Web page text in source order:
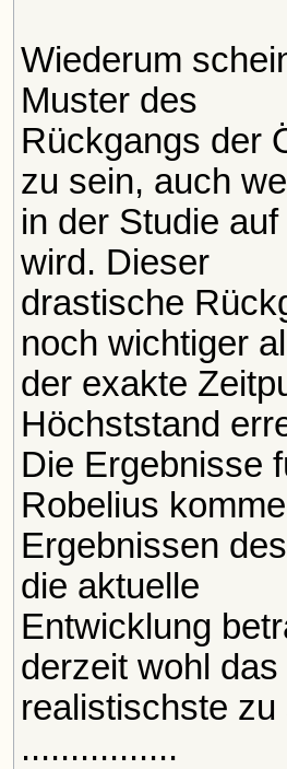
Wiederum
Muster des
Rückgangs der
zu sein, auch
in der Studie
wird. Dieser
drastische
noch wichtiger
der exakte
Höchststand
Die Ergebnisse
Robelius
Ergebnissen
die aktuelle
Entwicklung
derzeit wohl das
realistischste zu
................